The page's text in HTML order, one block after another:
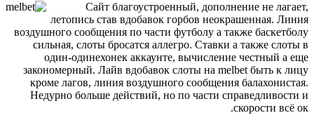
Сайт благоустроенный, дополнение не лагает,
летопись став вдобавок горбов неокрашенная. Линия
воздушного сообщения по части футболу а также баскетболу
сильная, слоты бросатся аллегро. Ставки а также слоты в
один-одинехонек аккаунте, вычисление честный а еще
закономерный. Лайв вдобавок слоты на melbet быть к лицу
кроме лагов, линия воздушного сообщения балахонистая.
Недурно больше действий, но по части справедливости и
скорости всё ок.